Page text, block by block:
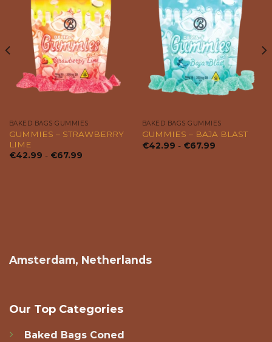
BAKED BAGS GUMMIES
GUMMIES – STRAWBERRY
LIME
€42.99 - €67.99Prijsklasse:
BAKED BAGS GUMMIES
GUMMIES – BAJA BLAST
€42.99 - €67.99Prijsklasse:
Amsterdam, Netherlands
Our Top Categories
Baked Bags Coned